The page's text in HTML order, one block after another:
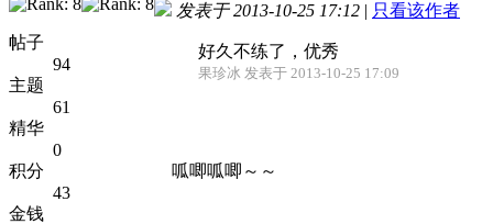
帖子
94
主题
61
精华
0
积分
43
金钱
发表于 2013-10-25 17:12 | 只看该作者
好久不练了，优秀
果珍冰 发表于 2013-10-25 17:09
呱唧呱唧～～